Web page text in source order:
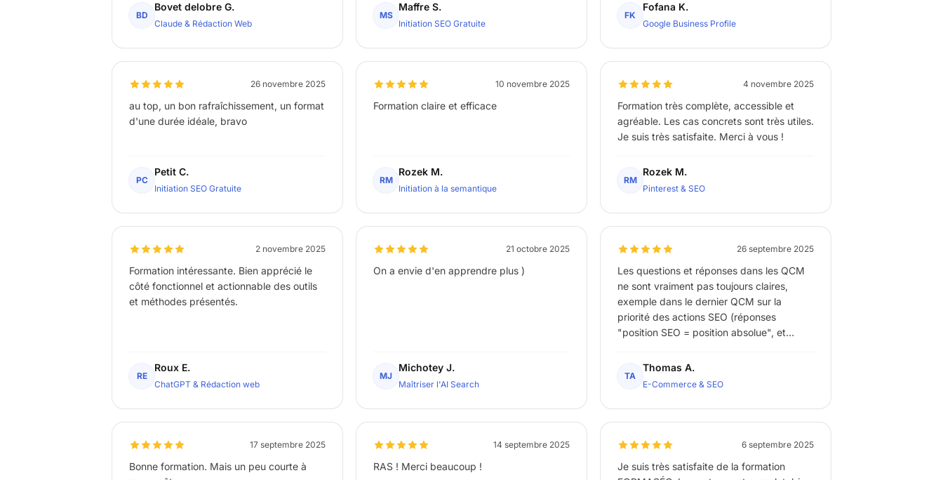
BD
Bovet delobre G.
Claude & Rédaction Web
MS
Maffre S.
Initiation SEO Gratuite
FK
Fofana K.
Google Business Profile
26 novembre 2025
au top, un bon rafraîchissement, un format
d'une durée idéale, bravo
PC
Petit C.
Initiation SEO Gratuite
10 novembre 2025
Formation claire et efficace
RM
Rozek M.
Initiation à la semantique
4 novembre 2025
Formation très complète, accessible et
agréable. Les cas concrets sont très utiles.
Je suis très satisfaite. Merci à vous !
RM
Rozek M.
Pinterest & SEO
2 novembre 2025
Formation intéressante. Bien apprécié le
côté fonctionnel et actionnable des outils
et méthodes présentés.
RE
Roux E.
ChatGPT & Rédaction web
21 octobre 2025
On a envie d'en apprendre plus )
MJ
Michotey J.
Maîtriser l'AI Search
26 septembre 2025
Les questions et réponses dans les QCM
ne sont vraiment pas toujours claires,
exemple dans le dernier QCM sur la
priorité des actions SEO (réponses
"position SEO = position absolue", et
veulent rien dire selon moi).Sinon dans
l'ensemble, la formation est bonne, mais
format vidéo sans décrocher par moment.
TA
Thomas A.
E-Commerce & SEO
17 septembre 2025
Bonne formation. Mais un peu courte à
14 septembre 2025
RAS ! Merci beaucoup !
6 septembre 2025
Je suis très satisfaite de la formation